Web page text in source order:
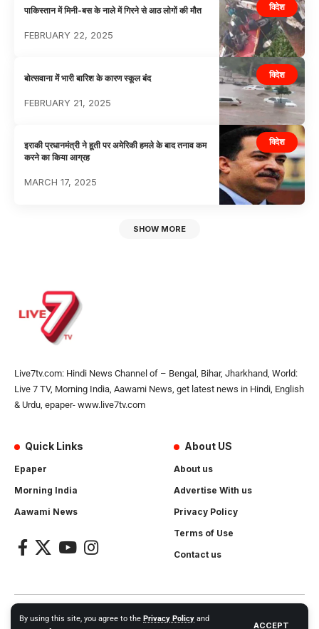
By using this site, you agree to the Privacy Policy and
ACCEPT
विदेश
पाकिस्तान में मिनी-बस के नाले में गिरने से आठ लोगों की मौत
FEBRUARY 22, 2025
विदेश
बोत्सवाना में भारी बारिश के कारण स्कूल बंद
FEBRUARY 21, 2025
विदेश
इराकी प्रधानमंत्री ने हूती पर अमेरिकी हमले के बाद तनाव कम
करने का किया आग्रह
MARCH 17, 2025
SHOW MORE
Live7tv.com: Hindi News Channel of – Bengal, Bihar, Jharkhand, World:
Live 7 TV, Morning India, Aawami News, get latest news in Hindi, English
& Urdu, epaper- www.live7tv.com
Quick Links
Epaper
Morning India
Aawami News
About US
About us
Advertise With us
Privacy Policy
Terms of Use
Contact us
2024- All Rights Reserved.Live 7 tv. Website Created by and